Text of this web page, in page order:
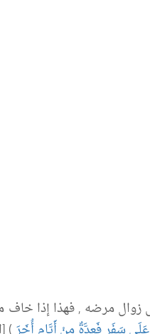
مرضه , فهذا إذا خاف